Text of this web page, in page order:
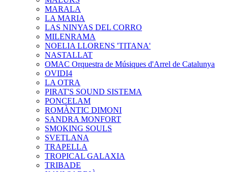
MARALA
LA MARIA
LAS NINYAS DEL CORRO
MILENRAMA
NOELIA LLORENS 'TITANA'
NASTALLAT
OMAC Orquestra de Músiques d'Arrel de Catalunya
OVIDI4
LA OTRA
PIRAT'S SOUND SISTEMA
PONCELAM
ROMÀNTIC DIMONI
SANDRA MONFORT
SMOKING SOULS
SVETLANA
TRAPELLA
TROPICAL GALAXIA
TRIBADE